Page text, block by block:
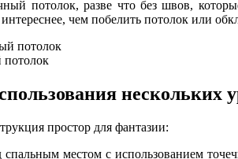
потолок, разве что без швов,
чем побелить потолок или
нескольких
простор для фантазии:
местом с использованием